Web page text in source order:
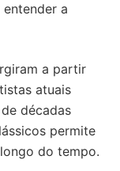
a
a partir
atuais
décadas
permite
do tempo.